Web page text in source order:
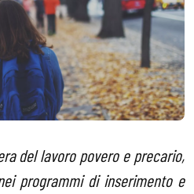
del lavoro povero e precario,
programmi di inserimento e